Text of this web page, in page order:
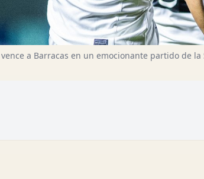
a Barracas en un emocionante partido de la